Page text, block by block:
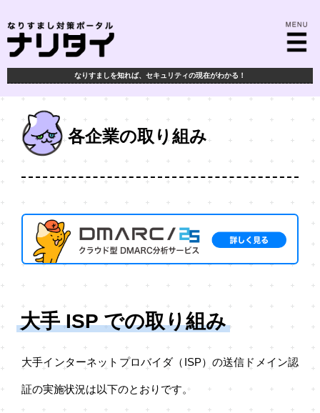
なりすましを知れば、 セキュリティの現在がわかる！
各企業の取り組み
大手 ISP での取り組み
大手インターネットプロバイダ（ISP）の送信ドメイン認
証の実施状況は以下のとおりです。